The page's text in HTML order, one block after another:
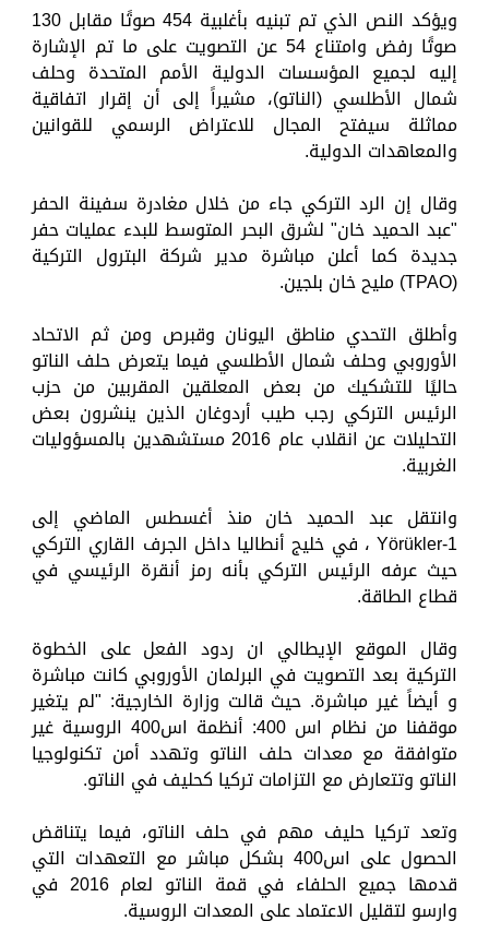
ويؤكد النص الذي تم تبنيه بأغلبية 454 صوتًا مقابل 130
صوتًا رفض وامتناع 54 عن التصويت على ما تم الإشارة
إليه لجميع المؤسسات الدولية الأمم المتحدة وحلف
شمال الأطلسي (الناتو)، مشيراً إلى أن إقرار اتفاقية
مماثلة سيفتح المجال للاعتراض الرسمي للقوانين
والمعاهدات الدولية.
وقال إن الرد التركي جاء من خلال مغادرة سفينة الحفر
"عبد الحميد خان" لشرق البحر المتوسط ​​للبدء عمليات حفر
جديدة كما أعلن مباشرة مدير شركة البترول التركية
(TPAO) مليح خان بلجين.
وأطلق التحدي مناطق اليونان وقبرص ومن ثم الاتحاد
الأوروبي وحلف شمال الأطلسي فيما يتعرض حلف الناتو
حاليًا للتشكيك من بعض المعلقين المقربين من حزب
الرئيس التركي رجب طيب أردوغان الذين ينشرون بعض
التحليلات عن انقلاب عام 2016 مستشهدين بالمسؤوليات
الغربية.
وانتقل عبد الحميد خان منذ أغسطس الماضي إلى
Yörükler-1 ، في خليج أنطاليا داخل الجرف القاري التركي
حيث عرفه الرئيس التركي بأنه رمز أنقرة الرئيسي في
قطاع الطاقة.
وقال الموقع الإيطالي ان ردود الفعل على الخطوة
التركية بعد التصويت في البرلمان الأوروبي كانت مباشرة
و أيضاً غير مباشرة. حيث قالت وزارة الخارجية: "لم يتغير
موقفنا من نظام اس 400: أنظمة اس400 الروسية غير
متوافقة مع معدات حلف الناتو وتهدد أمن تكنولوجيا
الناتو وتتعارض مع التزامات تركيا كحليف في الناتو.
وتعد تركيا حليف مهم في حلف الناتو، فيما يتناقض
الحصول على اس400 بشكل مباشر مع التعهدات التي
قدمها جميع الحلفاء في قمة الناتو لعام 2016 في
وارسو لتقليل الاعتماد على المعدات الروسية.